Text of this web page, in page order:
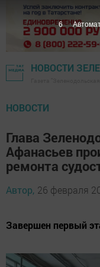
НОВОСТИ
НОВОСТИ
Глава
Афанасьев
ремонта
Автор, 26 февраля
Завершен первый
5